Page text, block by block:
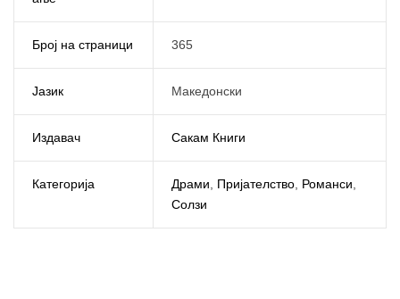
Број на страници 365
Јазик Македонски
Издавач Сакам Книги
Категорија Драми Пријателство, Романси
Солзи